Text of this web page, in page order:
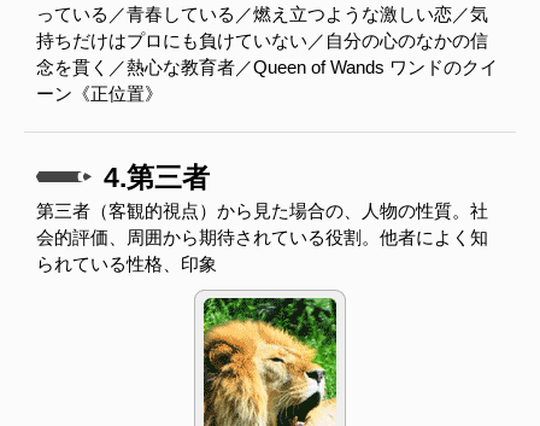
っている／青春している／燃え立つような激しい恋／気
持ちだけはプロにも負けていない／自分の心のなかの信
念を貫く／熱心な教育者／Queen of Wands ワンドのクイ
ーン《正位置》
4.第三者
第三者（客観的視点）から見た場合の、人物の性質。社
会的評価、周囲から期待されている役割。他者によく知
られている性格、印象